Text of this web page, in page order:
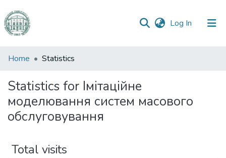
Log In (current)
Communities
Collections
All of DSpace
Home Statistics
Statistics for Імітаційне
моделювання систем масового
обслуговування
Total visits